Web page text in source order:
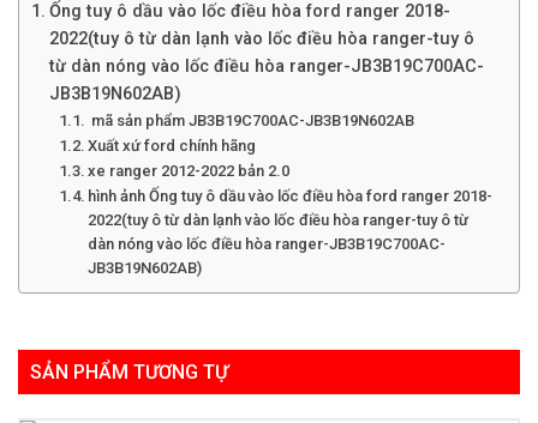
Ống tuy ô dầu vào lốc điều hòa ford ranger 2018-
2022(tuy ô từ dàn lạnh vào lốc điều hòa ranger-tuy ô
từ dàn nóng vào lốc điều hòa ranger-JB3B19C700AC-
JB3B19N602AB)
mã sản phẩm JB3B19C700AC-JB3B19N602AB
Xuất xứ ford chính hãng
xe ranger 2012-2022 bản 2.0
hình ảnh Ống tuy ô dầu vào lốc điều hòa ford ranger 2018-
2022(tuy ô từ dàn lạnh vào lốc điều hòa ranger-tuy ô từ
dàn nóng vào lốc điều hòa ranger-JB3B19C700AC-
JB3B19N602AB)
SẢN PHẨM TƯƠNG TỰ